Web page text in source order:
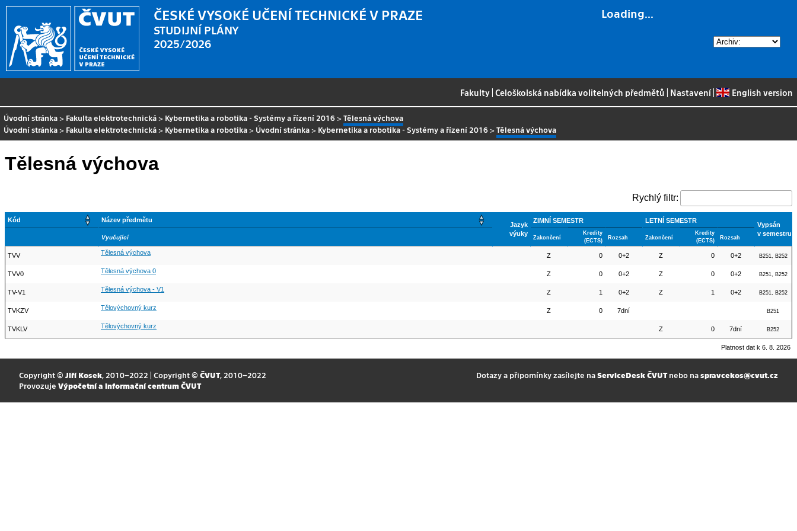
Loading...
ČESKÉ VYSOKÉ UČENÍ TECHNICKÉ V PRAZE
STUDIJNÍ PLÁNY
2025/2026
Fakulty |Celoškolská nabídka volitelných předmětů Nastavení| English version
Úvodní stránka > Fakulta elektrotechnická > Kybernetika a robotika - Systémy a řízení 2016 >Tělesná výchova
Úvodní stránka > Fakulta elektrotechnická > Kybernetika a robotika > Úvodní stránka > Kybernetika a robotika - Systémy a řízení 2016 >Tělesná výchova
Tělesná výchova
Rychlý filtr:
Kód Název předmětu
Jazyk
výuky
ZIMNÍ SEMESTR LETNÍ SEMESTR
Vypsán
v semestru
Vyučující Zakončení
Kredity
(ECTS)
Rozsah Zakončení
Kredity
(ECTS)
Rozsah
TVV Tělesná výchova Z 0 0+2 Z 0 0+2 B251, B252
TVV0 Tělesná výchova 0 Z 0 0+2 Z 0 0+2 B251, B252
TV-V1 Tělesná výchova - V1 Z 1 0+2 Z 1 0+2 B251, B252
TVKZV Tělovýchovný kurz Z 0 7dní B251
TVKLV Tělovýchovný kurz Z 0 7dní B252
Platnost dat k 6. 8. 2026
Copyright © Jiří Kosek, 2010–2022 | Copyright © ČVUT, 2010–2022
Provozuje Výpočetní a informační centrum ČVUT
Dotazy a připomínky zasílejte naServiceDesk ČVUTnebo naspravcekos@cvut.cz